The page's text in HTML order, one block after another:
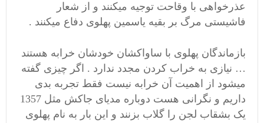
عذرخواهی با وقاحت توجیه میکنند و از شعار
فاشیستی مرگ بر بقیه یاسمین پهلوی دفاع میکنند .
بازماندگان پهلوی با ساواکشان خودشان خرابه هستند
… نیازی به خراب کردن مجدد ندارد . اگر چیزی گفته
میشود از اهمیت آن خرابه نیست فقط تجربه بدی
داریم و نگرانی هست دوباره مدیای جاکش مثل 1357
یک بشقاب لجن را گلاب بزنند و این بار به نام پهلوی